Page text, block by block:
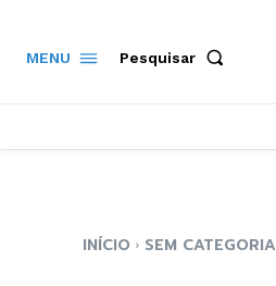
MENU Pesquisar
INÍCIO SEM CATEGORIA